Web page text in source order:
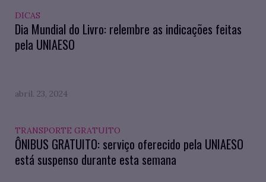
DICAS
Dia Mundial do Livro: relembre as indicações feitas
pela UNIAESO
abril. 23, 2024
TRANSPORTE GRATUITO
ÔNIBUS GRATUITO: serviço oferecido pela UNIAESO
está suspenso durante esta semana